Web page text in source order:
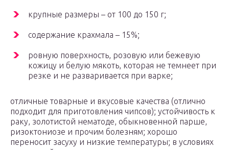
крупные размеры – от 100 до 150 г;
содержание крахмала – 15%;
ровную поверхность, розовую или бежевую
кожицу и белую мякоть, которая не темнеет при
резке и не разваривается при варке;
отличные товарные и вкусовые качества (отлично
подходит для приготовления чипсов); устойчивость к
раку, золотистой нематоде, обыкновенной парше,
ризоктониозе и прочим болезням; хорошо
переносит засуху и низкие температуры; в условиях